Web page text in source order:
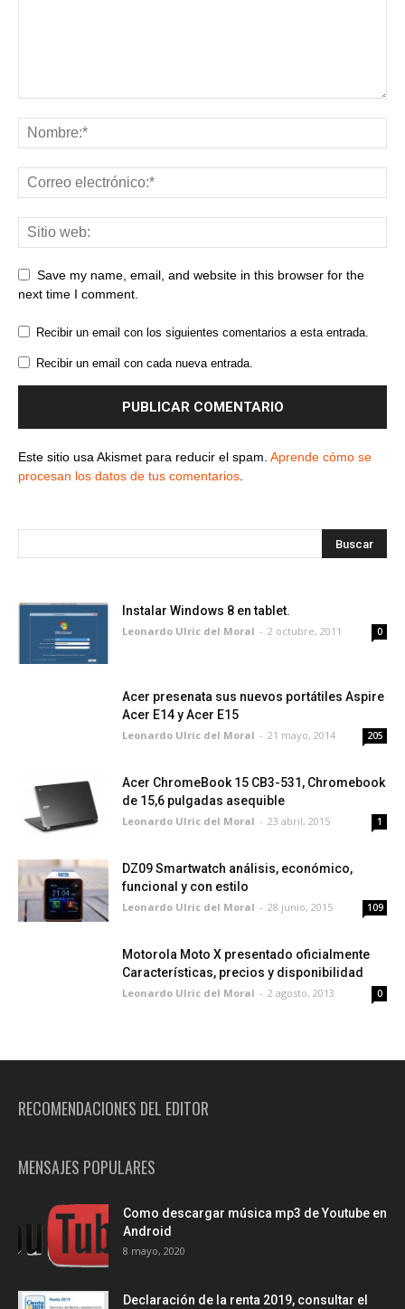
Save my name, email, and website in this browser for the
next time I comment.
Recibir un email con los siguientes comentarios a esta entrada.
Recibir un email con cada nueva entrada.
Este sitio usa Akismet para reducir el spam. Aprende cómo se
procesan los datos de tus comentarios.
Instalar Windows 8 en tablet.
Leonardo Ulric del Moral - 2 octubre, 2011 0
Acer presenata sus nuevos portátiles Aspire
Acer E14 y Acer E15
Leonardo Ulric del Moral - 21 mayo, 2014 205
Acer ChromeBook 15 CB3-531, Chromebook
de 15,6 pulgadas asequible
Leonardo Ulric del Moral - 23 abril, 2015 1
DZ09 Smartwatch análisis, económico,
funcional y con estilo
Leonardo Ulric del Moral - 28 junio, 2015 109
Motorola Moto X presentado oficialmente
Características, precios y disponibilidad
Leonardo Ulric del Moral - 2 agosto, 2013 0
RECOMENDACIONES DEL EDITOR
MENSAJES POPULARES
Como descargar música mp3 de Youtube en
Android
8 mayo, 2020
Declaración de la renta 2019, consultar el